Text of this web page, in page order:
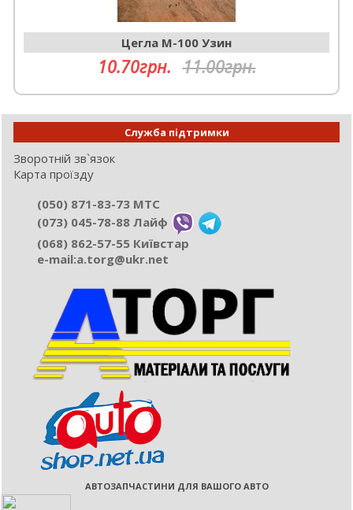
Цегла М-100 Узин
10.70грн. 11.00грн.
Служба підтримки
Зворотній зв`язок
Карта проїзду
(050) 871-83-73 МТС
(073) 045-78-88 Лайф
(068) 862-57-55 Київстар
e-mail:а.torg@ukr.net
АВТОЗАПЧАСТИНИ ДЛЯ ВАШОГО АВТО